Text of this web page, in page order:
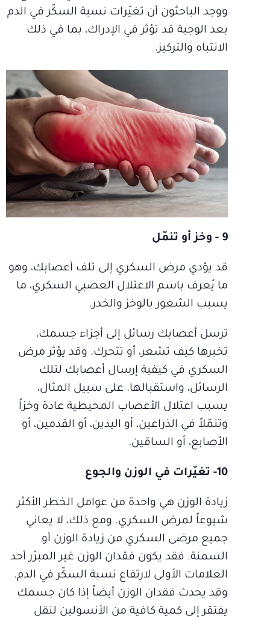
ووجد الباحثون أن تغيّرات نسبة السكّر في الدم
بعد الوجبة قد تؤثر في الإدراك، بما في ذلك
الانتباه والتركيز.
9 - وخز أو تنمّل
قد يؤدي مرض السكري إلى تلف أعصابك، وهو
ما يُعرف باسم الاعتلال العصبي السكري، ما
يسبب الشعور بالوخز والخدر.
ترسل أعصابك رسائل إلى أجزاء جسمك،
تخبرها كيف تشعر، أو تتحرك. وقد يؤثر مرض
السكري في كيفية إرسال أعصابك لتلك
الرسائل، واستقبالها. على سبيل المثال،
يسبب اعتلال الأعصاب المحيطية عادة وخزاً
وتنمّلاً في الذراعين، أو اليدين، أو القدمين، أو
الأصابع، أو الساقين.
10- تغيّرات في الوزن والجوع
زيادة الوزن هي واحدة من عوامل الخطر الأكثر
شيوعاً لمرض السكري. ومع ذلك، لا يعاني
جميع مرضى السكري من زيادة الوزن أو
السمنة. فقد يكون فقدان الوزن غير المبرّر أحد
العلامات الأولى لارتفاع نسبة السكّر في الدم.
وقد يحدث فقدان الوزن أيضاً إذا كان جسمك
يفتقر إلى كمية كافية من الأنسولين لنقل